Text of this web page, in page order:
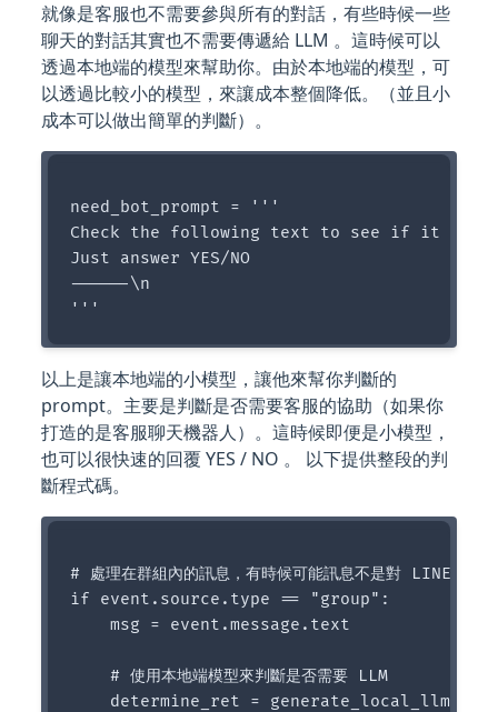
就像是客服也不需要參與所有的對話，有些時候一些
聊天的對話其實也不需要傳遞給 LLM 。這時候可以
透過本地端的模型來幫助你。由於本地端的模型，可
以透過比較小的模型，來讓成本整個降低。（並且小
成本可以做出簡單的判斷）。
need_bot_prompt = '''
Check the following text to see if it
Just answer YES/NO
------\n
以上是讓本地端的小模型，讓他來幫你判斷的
prompt。主要是判斷是否需要客服的協助（如果你
打造的是客服聊天機器人）。這時候即便是小模型，
也可以很快速的回覆 YES / NO 。 以下提供整段的判
斷程式碼。
# 處理在群組內的訊息，有時候可能訊息不是對 LINE Bot
if event.source.type == "group":
    msg = event.message.text
    # 使用本地端模型來判斷是否需要 LLM
determine_ret =